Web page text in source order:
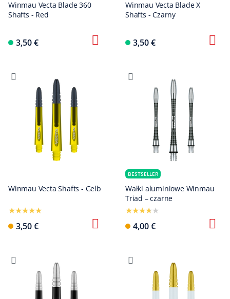
Winmau Vecta Blade 360
Shafts - Red
3,50 €
Winmau Vecta Blade X
Shafts - Czarny
3,50 €
Winmau Vecta Shafts - Gelb
3,50 €
BESTSELLER
Wałki aluminiowe Winmau
Triad – czarne
4,00 €